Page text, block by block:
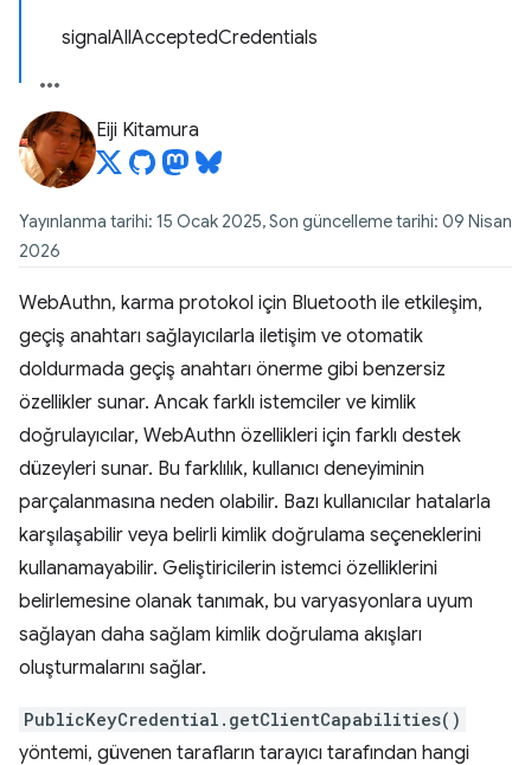
signalAllAcceptedCredentials
Eiji Kitamura
Yayınlanma tarihi: 15 Ocak 2025, Son güncelleme tarihi: 09 Nisan
2026
WebAuthn, karma protokol için Bluetooth ile etkileşim,
geçiş anahtarı sağlayıcılarla iletişim ve otomatik
doldurmada geçiş anahtarı önerme gibi benzersiz
özellikler sunar. Ancak farklı istemciler ve kimlik
doğrulayıcılar, WebAuthn özellikleri için farklı destek
düzeyleri sunar. Bu farklılık, kullanıcı deneyiminin
parçalanmasına neden olabilir. Bazı kullanıcılar hatalarla
karşılaşabilir veya belirli kimlik doğrulama seçeneklerini
kullanamayabilir. Geliştiricilerin istemci özelliklerini
belirlemesine olanak tanımak, bu varyasyonlara uyum
sağlayan daha sağlam kimlik doğrulama akışları
oluşturmalarını sağlar.
PublicKeyCredential.getClientCapabilities()
yöntemi, güvenen tarafların tarayıcı tarafından hangi